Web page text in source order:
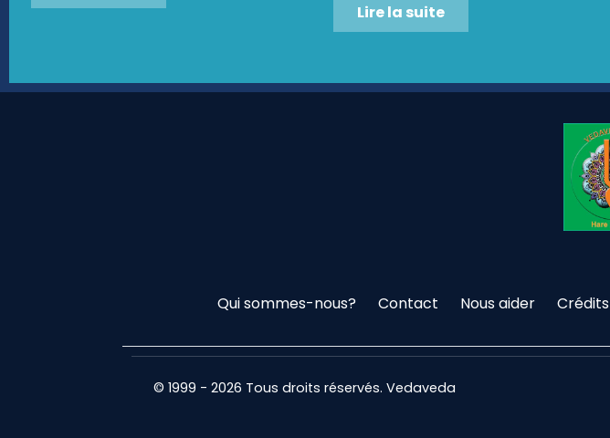
Lire la suite
Qui sommes-nous? Contact Nous aider Crédits
© 1999 - 2026 Tous droits réservés. Vedaveda